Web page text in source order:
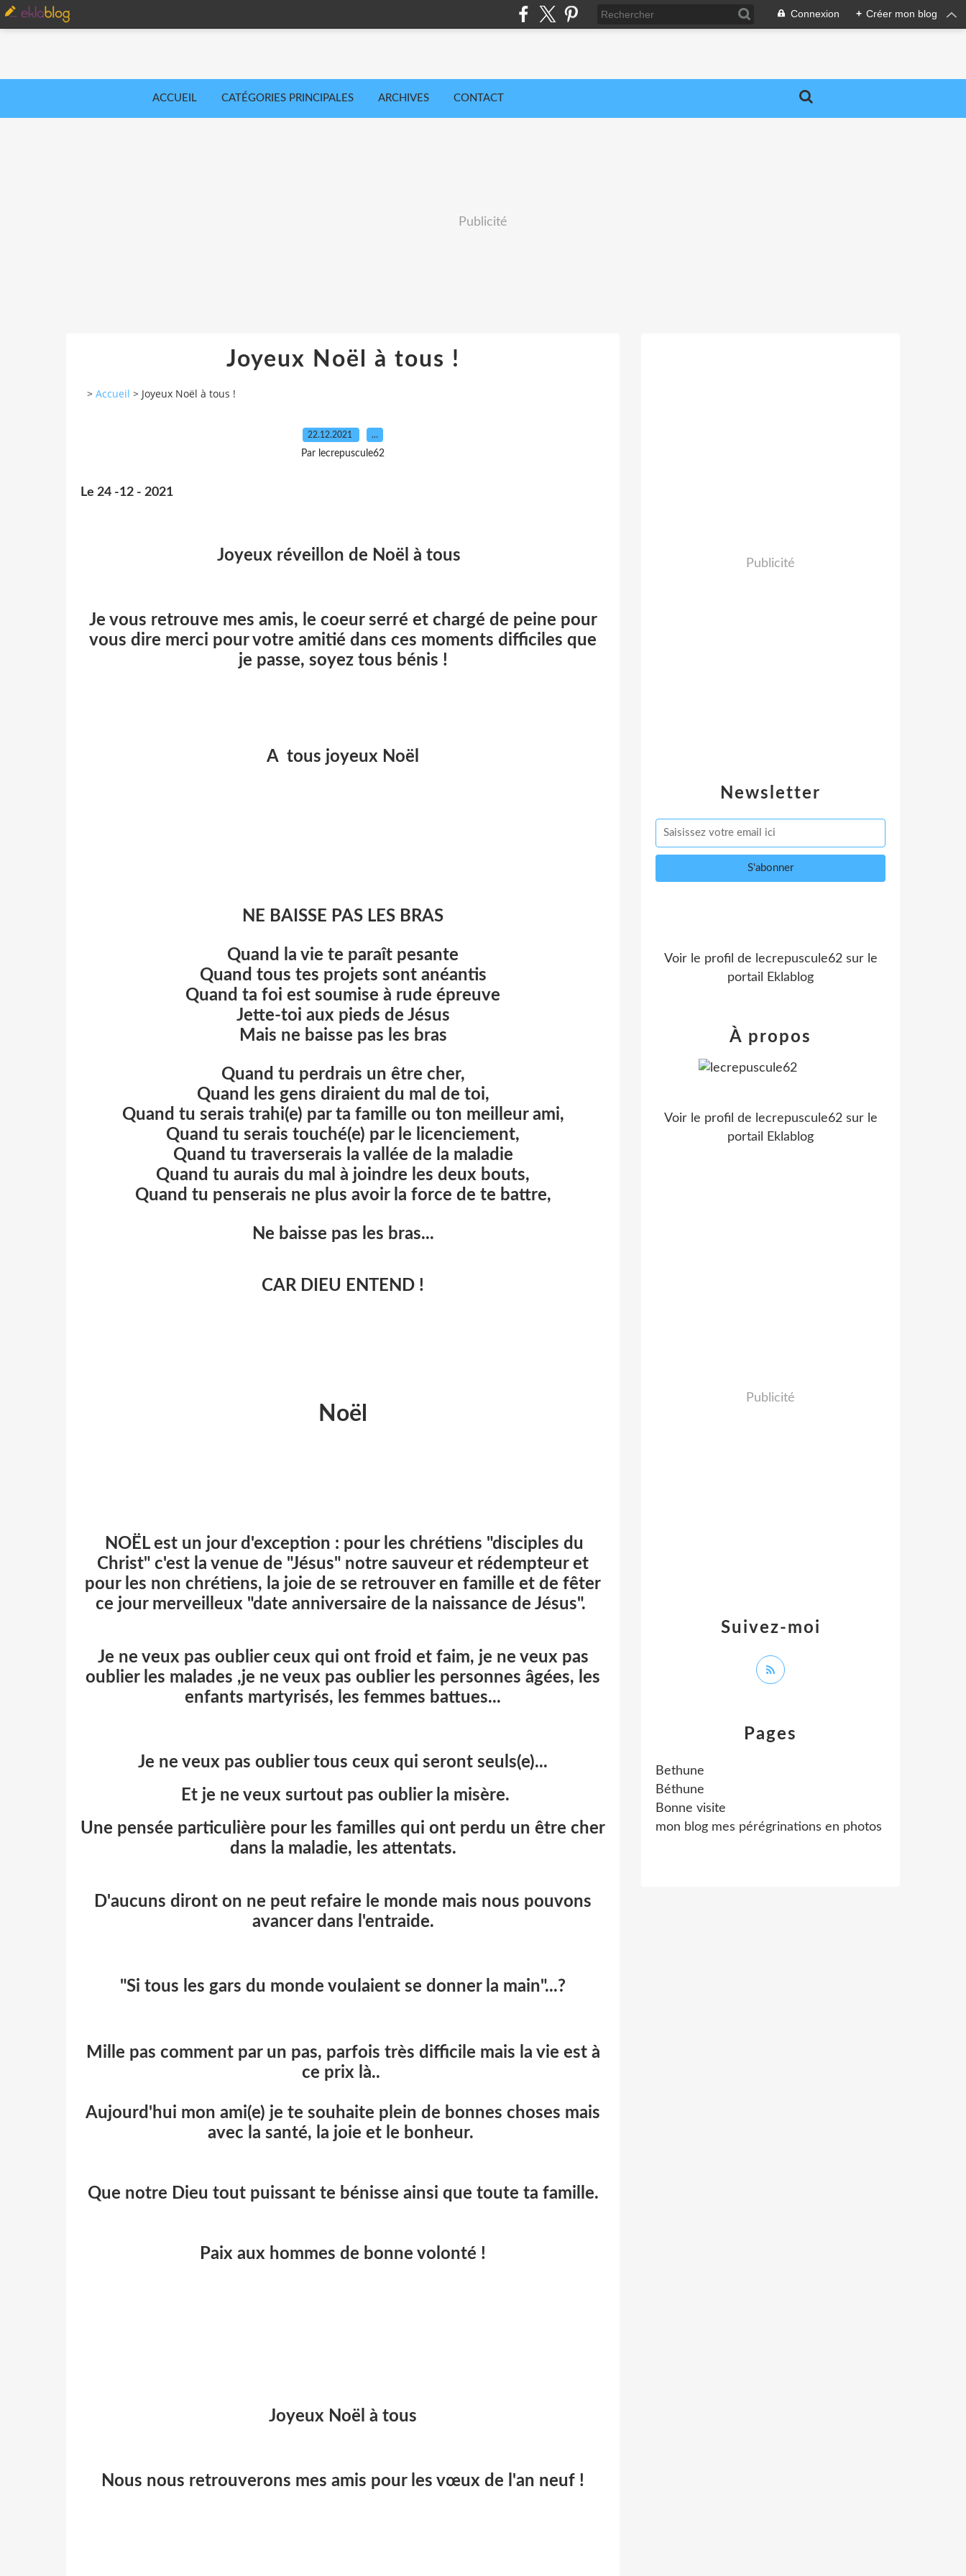
Connexion + Créer mon blog
ACCUEIL CATÉGORIES PRINCIPALES ARCHIVES CONTACT
Publicité
Joyeux Noël à tous !
> Accueil > Joyeux Noël à tous !
22.12.2021 …
Par lecrepuscule62
Le 24 -12 - 2021
Joyeux réveillon de Noël à tous
Je vous retrouve mes amis, le coeur serré et chargé de peine pour
vous dire merci pour votre amitié dans ces moments difficiles que
je passe, soyez tous bénis !
A tous joyeux Noël
NE BAISSE PAS LES BRAS
Quand la vie te paraît pesante
Quand tous tes projets sont anéantis
Quand ta foi est soumise à rude épreuve
Jette-toi aux pieds de Jésus
Mais ne baisse pas les bras
Quand tu perdrais un être cher,
Quand les gens diraient du mal de toi,
Quand tu serais trahi(e) par ta famille ou ton meilleur ami,
Quand tu serais touché(e) par le licenciement,
Quand tu traverserais la vallée de la maladie
Quand tu aurais du mal à joindre les deux bouts,
Quand tu penserais ne plus avoir la force de te battre,
Ne baisse pas les bras...
CAR DIEU ENTEND !
Noël
NOËL est un jour d'exception : pour les chrétiens "disciples du
Christ" c'est la venue de "Jésus" notre sauveur et rédempteur et
pour les non chrétiens, la joie de se retrouver en famille et de fêter
ce jour merveilleux "date anniversaire de la naissance de Jésus".
Je ne veux pas oublier ceux qui ont froid et faim, je ne veux pas
oublier les malades ,je ne veux pas oublier les personnes âgées, les
enfants martyrisés, les femmes battues...
Je ne veux pas oublier tous ceux qui seront seuls(e)...
Et je ne veux surtout pas oublier la misère.
Une pensée particulière pour les familles qui ont perdu un être cher
dans la maladie, les attentats.
D'aucuns diront on ne peut refaire le monde mais nous pouvons
avancer dans l'entraide.
"Si tous les gars du monde voulaient se donner la main"...?
Mille pas comment par un pas, parfois très difficile mais la vie est à
ce prix là..
Aujourd'hui mon ami(e) je te souhaite plein de bonnes choses mais
avec la santé, la joie et le bonheur.
Que notre Dieu tout puissant te bénisse ainsi que toute ta famille.
Paix aux hommes de bonne volonté !
Joyeux Noël à tous
Nous nous retrouverons mes amis pour les vœux de l'an neuf !
Newsletter
Publicité
Pages
Bethune
Béthune
Bonne visite
mon blog mes pérégrinations en photos
Voir le profil de lecrepuscule62sur le
portail Eklablog
Suivez-moi
À propos
Voir le profil de lecrepuscule62sur le
portail Eklablog
Publicité